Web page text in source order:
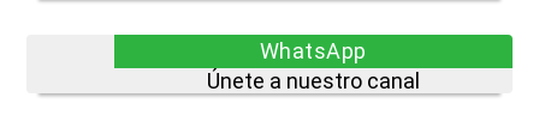
WhatsApp
Únete a nuestro canal